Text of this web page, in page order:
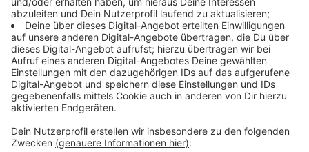
direkten Einfluss auf den Bildungsweg und somit auch
auf das spätere Arbeitsleben, so die
Mönchengladbacher Bundestagsabgeordnete Gülistan
Yüksel. Seit 2016 fördert das Programm den frühen
Spracherwerb und die sprachliche Entwicklung von
Kindern. Ab diesem Jahr soll dabei ein Fokus auf die
Nutzung digitaler Medien gelegt werden.
Anzeige